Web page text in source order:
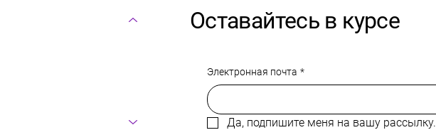
Оставайтесь в курсе
Электронная почта *
Да, подпишите меня на вашу рассылку.